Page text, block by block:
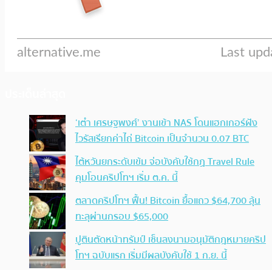
‘เต๋า เศรษฐพงศ์’ งานเข้า NAS โดนแฮกเกอร์ฝัง
ไวรัสเรียกค่าไถ่ Bitcoin เป็นจำนวน 0.07 BTC
ไต้หวันยกระดับเข้ม จ่อบังคับใช้กฏ Travel Rule
คุมโอนคริปโทฯ เริ่ม ต.ค. นี้
ตลาดคริปโทฯ ฟื้น! Bitcoin ยื้อแถว $64,700 ลุ้น
ทะลุผ่านกรอบ $65,000
ปูตินตัดหน้าทรัมป์ เซ็นลงนามอนุมัติกฎหมายคริป
โทฯ ฉบับแรก เริ่มมีผลบังคับใช้ 1 ก.ย. นี้